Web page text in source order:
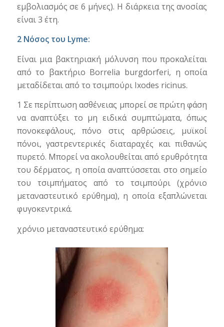
εμβολιασμός σε 6 μήνες). Η διάρκεια της ανοσίας
είναι 3 έτη.
2 Νόσος του Lyme:
Είναι μια βακτηριακή μόλυνση που προκαλείται
από το βακτήριο Borrelia burgdorferi, η οποία
μεταδίδεται από το τσιμπούρι Ixodes ricinus.
1 Σε περίπτωση ασθένειας μπορεί σε πρώτη φάση
να αναπτύξει το μη ειδικά συμπτώματα, όπως
πονοκεφάλους, πόνο στις αρθρώσεις, μυϊκοί
πόνοι, γαστρεντερικές διαταραχές και πιθανώς
πυρετό. Μπορεί να ακολουθείται από ερυθρότητα
του δέρματος, η οποία αναπτύσσεται στο σημείο
του τσιμπήματος από το τσιμπούρι (χρόνιο
μεταναστευτικό ερύθημα), η οποία εξαπλώνεται
φυγοκεντρικά.
χρόνιο μεταναστευτικό ερύθημα: